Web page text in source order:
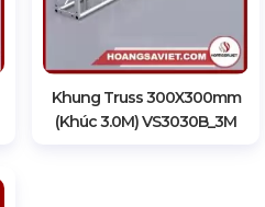
Khung Truss 300X300mm
(Khúc 3.0M) VS3030B_3M